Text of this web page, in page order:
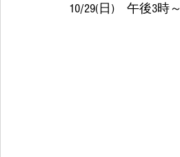
10/29(日)　午後3時～